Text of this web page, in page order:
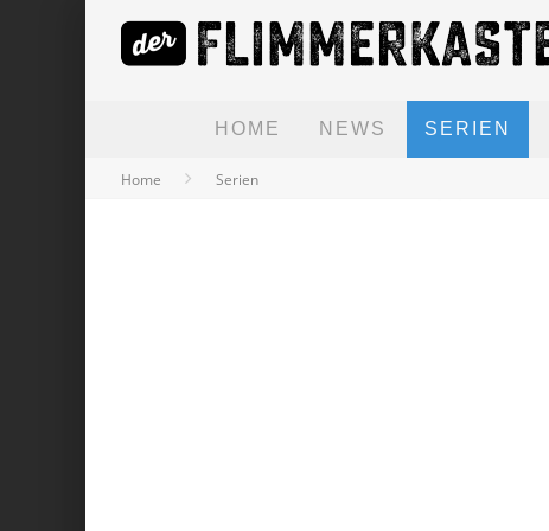
HOME NEWS SERIEN
Home Serien